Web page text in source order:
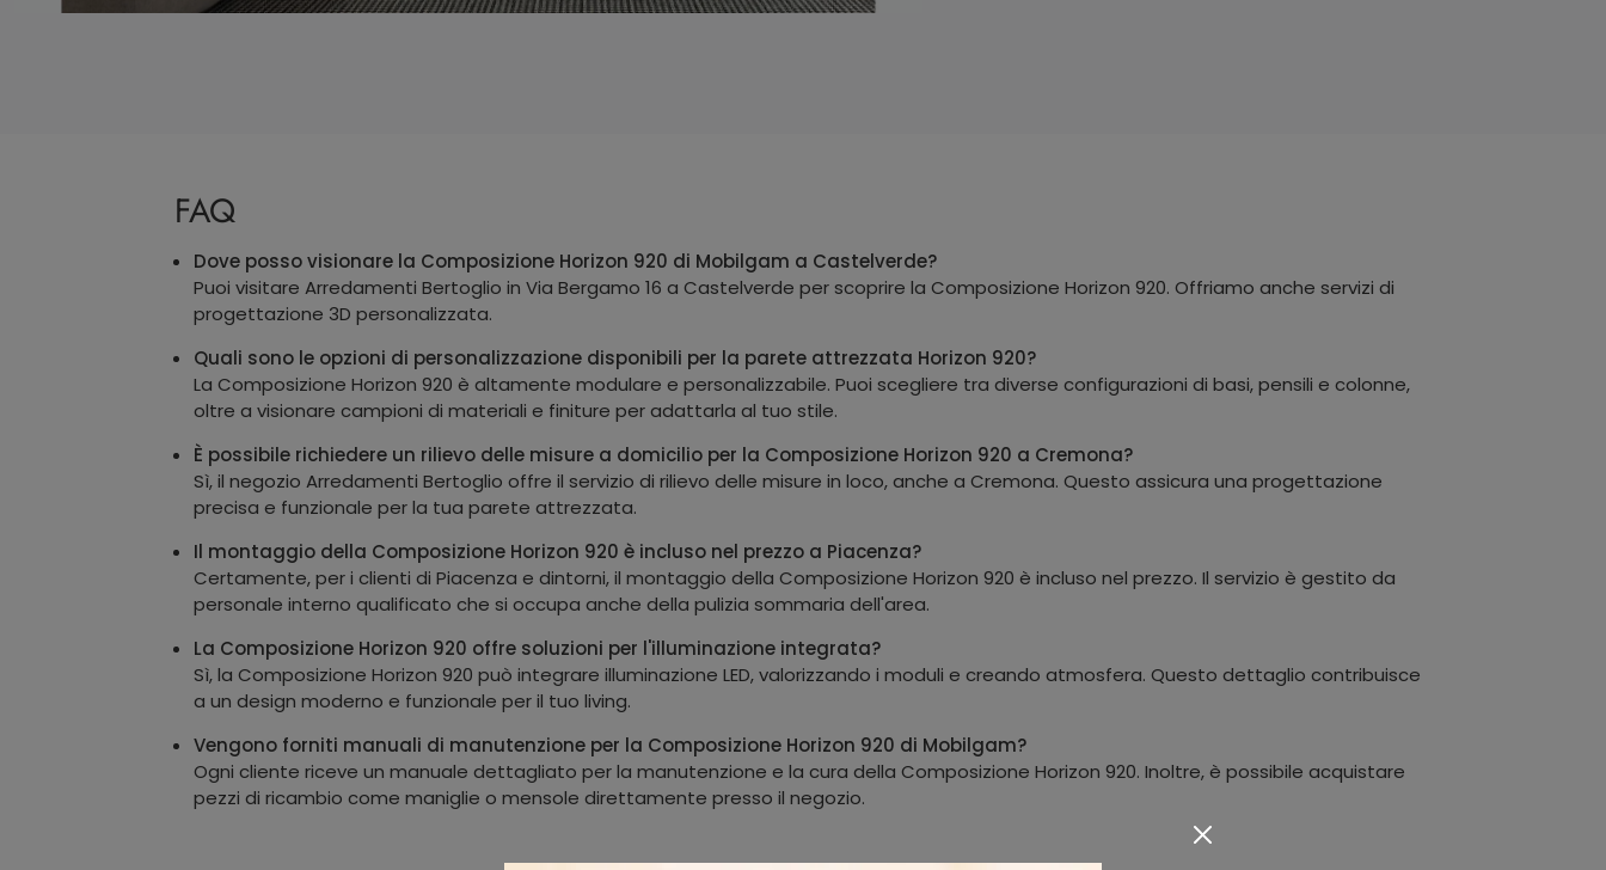
FAQ
Dove posso visionare la Composizione Horizon 920 di Mobilgam a Castelverde?
Puoi visitare Arredamenti Bertoglio in Via Bergamo 16 a Castelverde per scoprire la Composizione Horizon 920. Offriamo anche servizi di
progettazione 3D personalizzata.
Quali sono le opzioni di personalizzazione disponibili per la parete attrezzata Horizon 920?
La Composizione Horizon 920 è altamente modulare e personalizzabile. Puoi scegliere tra diverse configurazioni di basi, pensili e colonne,
oltre a visionare campioni di materiali e finiture per adattarla al tuo stile.
È possibile richiedere un rilievo delle misure a domicilio per la Composizione Horizon 920 a Cremona?
Sì, il negozio Arredamenti Bertoglio offre il servizio di rilievo delle misure in loco, anche a Cremona. Questo assicura una progettazione
precisa e funzionale per la tua parete attrezzata.
Il montaggio della Composizione Horizon 920 è incluso nel prezzo a Piacenza?
Certamente, per i clienti di Piacenza e dintorni, il montaggio della Composizione Horizon 920 è incluso nel prezzo. Il servizio è gestito da
personale interno qualificato che si occupa anche della pulizia sommaria dell'area.
La Composizione Horizon 920 offre soluzioni per l'illuminazione integrata?
Sì, la Composizione Horizon 920 può integrare illuminazione LED, valorizzando i moduli e creando atmosfera. Questo dettaglio contribuisce
a un design moderno e funzionale per il tuo living.
Vengono forniti manuali di manutenzione per la Composizione Horizon 920 di Mobilgam?
Ogni cliente riceve un manuale dettagliato per la manutenzione e la cura della Composizione Horizon 920. Inoltre, è possibile acquistare
pezzi di ricambio come maniglie o mensole direttamente presso il negozio.